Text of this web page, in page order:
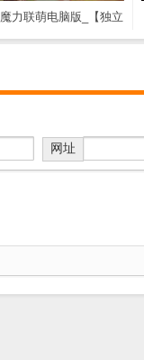
魔力联萌电脑版_【独立
网址